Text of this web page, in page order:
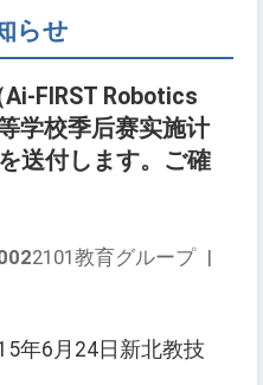
らせ
Ai-FIRST Robotics
学校季后赛实施计
送付します。ご確
2101教育グループ |
年6月24日新北教技